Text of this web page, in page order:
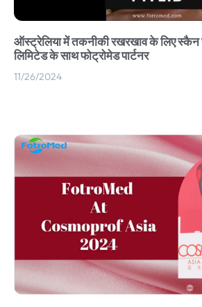
ऑस्ट्रेलिया में तकनीकी रखरखाव के लिए स्कैन
लिमिटेड के साथ फोट्रोमेड पार्टनर
11/26/2024